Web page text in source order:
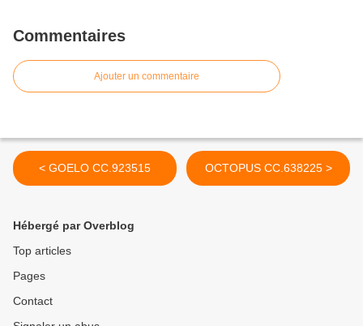
Commentaires
Ajouter un commentaire
< GOELO CC.923515 OCTOPUS CC.638225 >
Hébergé par Overblog
Top articles
Pages
Contact